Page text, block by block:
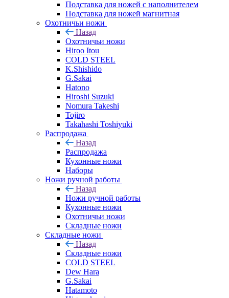
Подставка для ножей с наполнителем
Подставка для ножей магнитная
Охотничьи ножи
Назад
Охотничьи ножи
Hiroo Itou
COLD STEEL
K.Shishido
G.Sakai
Hatono
Hiroshi Suzuki
Nomura Takeshi
Tojiro
Takahashi Toshiyuki
Распродажа
Назад
Распродажа
Кухонные ножи
Наборы
Ножи ручной работы
Назад
Ножи ручной работы
Кухонные ножи
Охотничьи ножи
Складные ножи
Складные ножи
Назад
Складные ножи
COLD STEEL
Dew Hara
G.Sakai
Hatamoto